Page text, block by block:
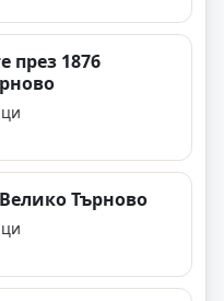
през 1876
Търново